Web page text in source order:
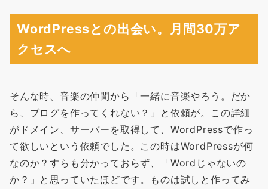
WordPressとの出会い。月間30万ア
クセスへ
そんな時、音楽の仲間から「一緒に音楽やろう。だか
ら、ブログを作ってくれない？」と依頼が。この詳細
がドメイン、サーバーを取得して、WordPressで作っ
て欲しいという依頼でした。この時はWordPressが何
なのか？すらも分かっておらず、「Wordじゃないの
か？」と思っていたほどです。ものは試しと作ってみ